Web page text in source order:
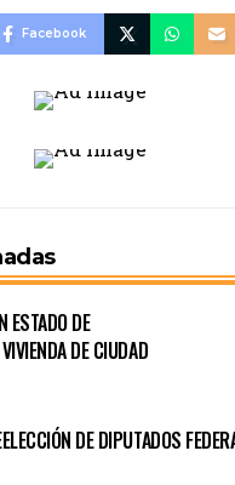
Facebook
ESTADO DE
DE CIUDAD
DE DIPUTADOS